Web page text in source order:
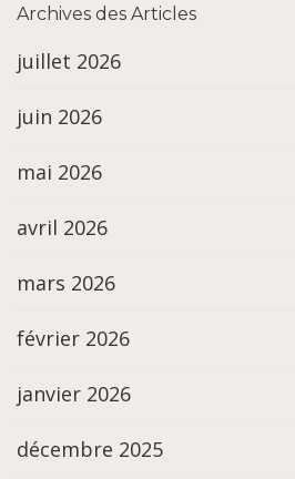
Archives des Articles
juillet 2026
juin 2026
mai 2026
avril 2026
mars 2026
février 2026
janvier 2026
décembre 2025